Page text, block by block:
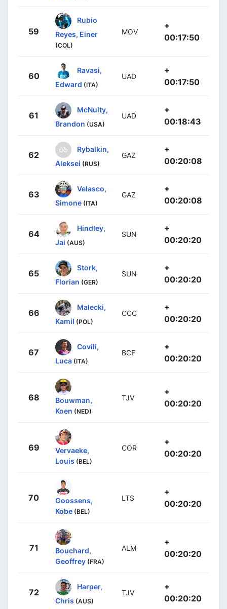
59
Rubio
Reyes, Einer
(COL)
MOV
+
00:17:50
60
Ravasi,
Edward (ITA)
UAD
+
00:17:50
61
McNulty,
Brandon (USA)
UAD
+
00:18:43
62
Rybalkin,
Aleksei (RUS)
GAZ
+
00:20:08
63
Velasco,
Simone (ITA)
GAZ
+
00:20:08
64
Hindley,
Jai (AUS)
SUN
+
00:20:20
65
Stork,
Florian (GER)
SUN
+
00:20:20
66
Malecki,
Kamil (POL)
CCC
+
00:20:20
67
Covili,
Luca (ITA)
BCF
+
00:20:20
68
Bouwman,
Koen (NED)
TJV
+
00:20:20
69
Vervaeke,
Louis (BEL)
COR
+
00:20:20
70
Goossens,
Kobe (BEL)
LTS
+
00:20:20
71
Bouchard,
Geoffrey (FRA)
ALM
+
00:20:20
72
Harper,
Chris (AUS)
TJV
+
00:20:20